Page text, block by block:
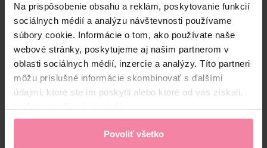
Na prispôsobenie obsahu a reklám, poskytovanie funkcií
sociálnych médií a analýzu návštevnosti používame
súbory cookie. Informácie o tom, ako používate naše
webové stránky, poskytujeme aj našim partnerom v
oblasti sociálnych médií, inzercie a analýzy. Títo partneri
môžu príslušné informácie skombinovať s ďalšími
údajmi, ktoré ste im poskytli alebo ktoré od vás získali,
Povoliť všetko
dôkladne opláchnite vodou.
Bezpečnosť a balenie
Zloženie
High-contrast mode
Alternatívne produkty